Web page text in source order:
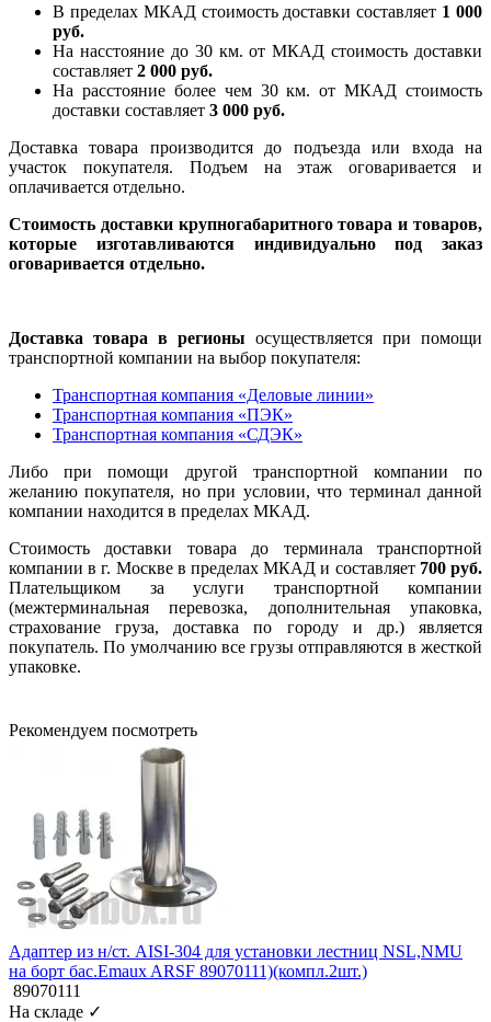
В пределах МКАД стоимость доставки составляет 1 000
руб.
На насcтояние до 30 км. от МКАД стоимость доставки
составляет 2 000 руб.
На расстояние более чем 30 км. от МКАД стоимость
доставки составляет 3 000 руб.
Доставка товара производится до подъезда или входа на
участок покупателя. Подъем на этаж оговаривается и
оплачивается отдельно.
Стоимость доставки крупногабаритного товара и товаров,
которые изготавливаются индивидуально под заказ
оговаривается отдельно.
Доставка товара в регионы осуществляется при помощи
транспортной компании на выбор покупателя:
Транспортная компания «Деловые линии»
Транспортная компания «ПЭК»
Транспортная компания «СДЭК»
Либо при помощи другой транспортной компании по
желанию покупателя, но при условии, что терминал данной
компании находится в пределах МКАД.
Стоимость доставки товара до терминала транспортной
компании в г. Москве в пределах МКАД и составляет 700 руб.
Плательщиком за услуги транспортной компании
(межтерминальная перевозка, дополнительная упаковка,
страхование груза, доставка по городу и др.) является
покупатель. По умолчанию все грузы отправляются в жесткой
упаковке.
Рекомендуем посмотреть
Адаптер из н/ст. AISI-304 для установки лестниц NSL,NMU
на борт бас.Emaux ARSF 89070111)(компл.2шт.)
89070111
На складе ✓